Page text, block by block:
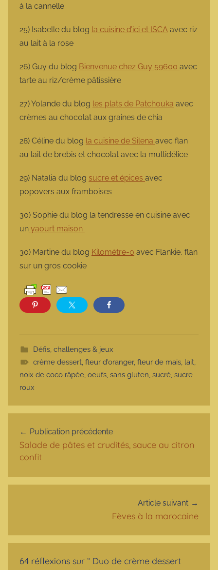
à la cannelle
25) Isabelle du blog la cuisine d’ici et ISCA avec riz
au lait à la rose
26) Guy du blog Bienvenue chez Guy 59600 avec
tarte au riz/crème pâtissière
27) Yolande du blog les plats de Patchouka avec
crèmes au chocolat aux graines de chia
28) Céline du blog la cuisine de Silena avec flan
au lait de brebis et chocolat avec la multidélice
29) Natalia du blog sucre et épices avec
popovers aux framboises
30) Sophie du blog la tendresse en cuisine avec
un yaourt maison
30) Martine du blog Kilomètre-0 avec Flankie, flan
sur un gros cookie
Défis, challenges & jeux
crème dessert, fleur d'oranger, fleur de maïs, lait,
noix de coco râpée, oeufs, sans gluten, sucré, sucre
roux
Publication précédente
Salade de pâtes et crudités, sauce au citron
confit
Article suivant
Fèves à la marocaine
64 réflexions sur “ Duo de crème dessert